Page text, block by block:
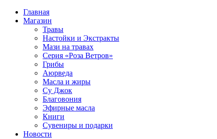
Главная
Магазин
Травы
Настойки и Экстракты
Мази на травах
Серия «Роза Ветров»
Грибы
Аюрведа
Масла и жиры
Су Джок
Благовония
Эфирные масла
Книги
Сувениры и подарки
Новости